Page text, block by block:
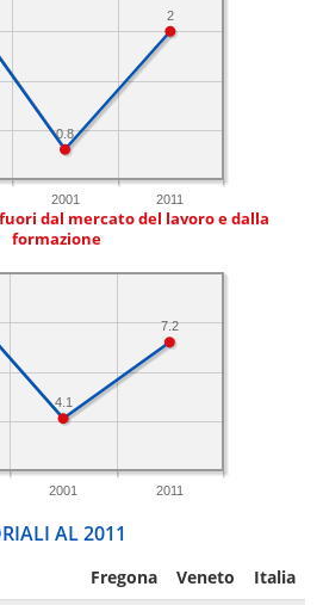
2001 2011
2
0.8
dal mercato del lavoro e dalla
formazione
2001 2011
7.2
4.1
AL 2011
Fregona Veneto Italia